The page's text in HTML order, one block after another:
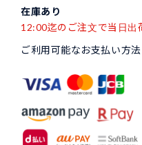
在庫あり
12:00迄のご注文で当日出
ご利用可能なお支払い方法